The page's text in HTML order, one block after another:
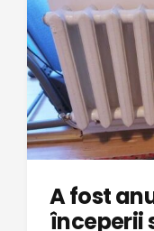
A fost
începerii